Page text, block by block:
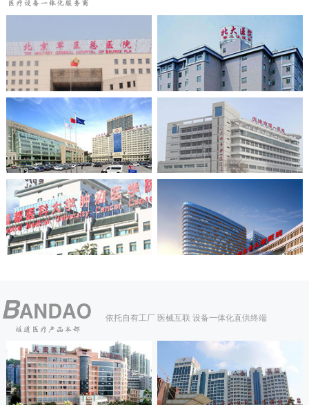
依托自有工厂 医械互联 设备一体化直供终端